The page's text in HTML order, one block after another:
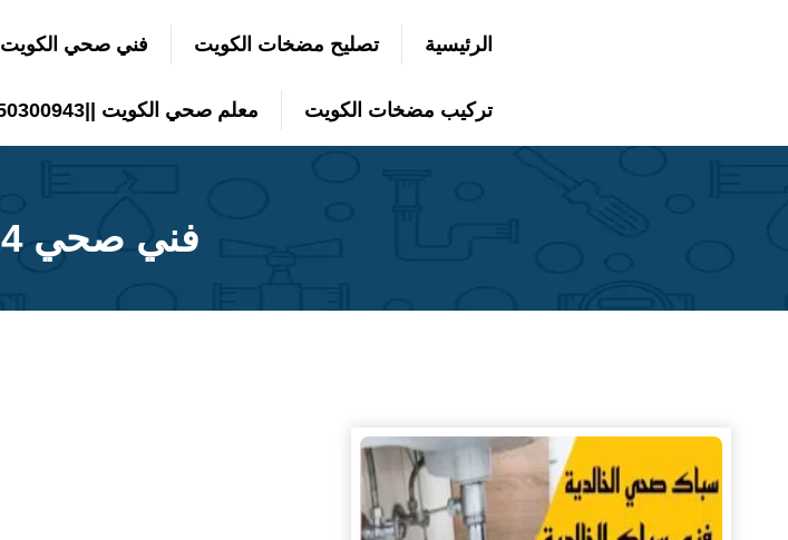
الرئيسية تصليح مضخات الكويت فني صحي الكويت
تركيب مضخات الكويت معلم صحي الكويت ||50300943||أفضل معلم صحي بالكويت
فني صحي 24 ساعة